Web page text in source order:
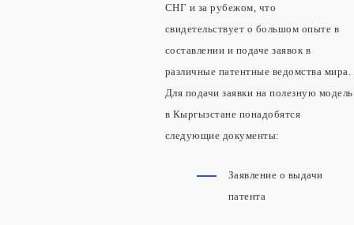
СНГ и за рубежом, что
свидетельствует о большом опыте в
составлении и подаче заявок в
различные патентные ведомства мира.
Для подачи заявки на полезную модель
в Кыргызстане понадобятся
следующие документы:
Заявление о выдачи
патента